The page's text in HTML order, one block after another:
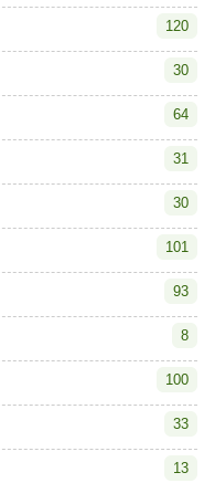
120
30
64
31
30
101
93
8
100
33
13